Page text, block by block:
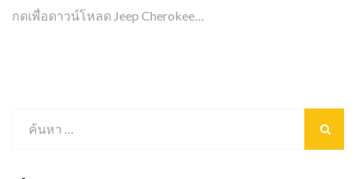
กดเพื่อดาวน์โหลด Jeep Cherokee…